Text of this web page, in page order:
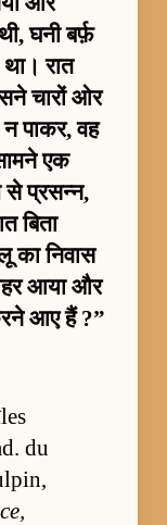
घनी बर्फ़
रात
चारों ओर
पाकर, वह
एक
प्रसन्न,
बिता
का निवास
आया और
आए हैं ?”
du